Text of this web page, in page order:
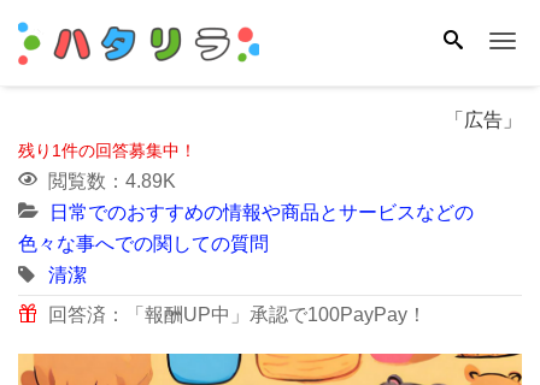
「広告」
残り1件の回答募集中！
閲覧数：4.89K
日常でのおすすめの情報や商品とサービスなどの
色々な事へでの関しての質問
清潔
回答済：「報酬UP中」承認で100PayPay！